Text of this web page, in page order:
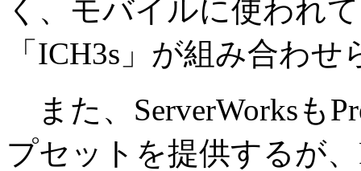
く、モバイルに使われ
「ICH3s」が組み合わ
また、ServerWorksも
プセットを提供するが